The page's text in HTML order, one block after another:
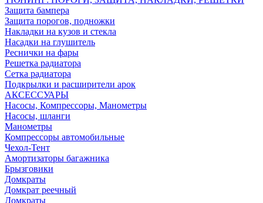
Защита бампера
Защита порогов, подножки
Накладки на кузов и стекла
Насадки на глушитель
Реснички на фары
Решетка радиатора
Сетка радиатора
Подкрылки и расширители арок
АКСЕССУАРЫ
Насосы, Компрессоры, Манометры
Насосы, шланги
Манометры
Компрессоры автомобильные
Чехол-Тент
Амортизаторы багажника
Брызговики
Домкраты
Домкрат реечный
Домкраты